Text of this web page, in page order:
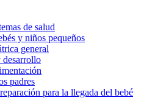
de salud
y niños pequeños
general
padres
para la llegada del bebé